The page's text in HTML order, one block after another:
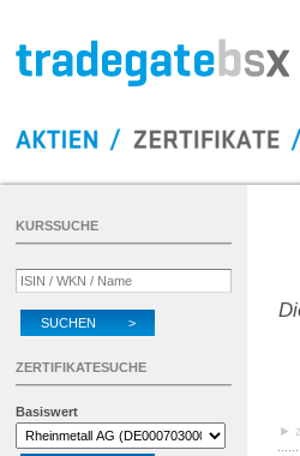
KURSSUCHE
SUCHEN >
ZERTIFIKATESUCHE
Basiswert